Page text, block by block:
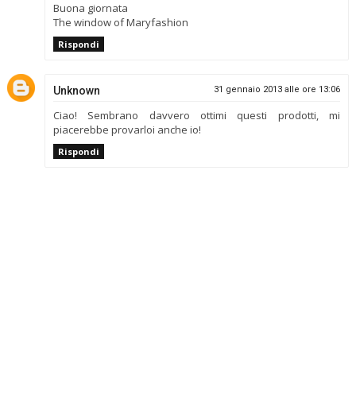
Buona giornata
The window of Maryfashion
Rispondi
Unknown 31 gennaio 2013 alle ore 13:06
Ciao! Sembrano davvero ottimi questi prodotti, mi
piacerebbe provarloi anche io!
Rispondi